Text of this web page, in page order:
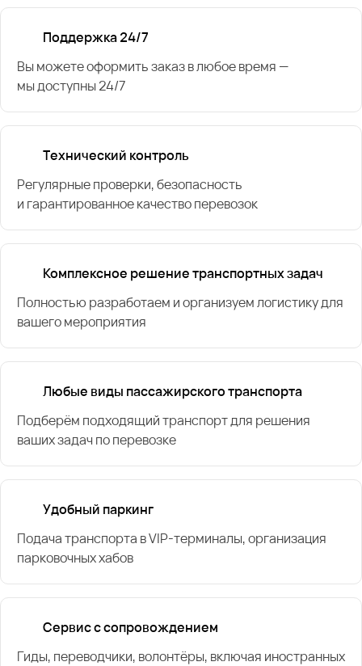
Поддержка 24/7
Вы можете оформить заказ в любое время —
мы доступны 24/7
Технический контроль
Регулярные проверки, безопасность
и гарантированное качество перевозок
Комплексное решение транспортных задач
Полностью разработаем и организуем логистику для
вашего мероприятия
Любые виды пассажирского транспорта
Подберём подходящий транспорт для решения
ваших задач по перевозке
Удобный паркинг
Подача транспорта в VIP-терминалы, организация
парковочных хабов
Сервис с сопровождением
Гиды, переводчики, волонтёры, включая иностранных